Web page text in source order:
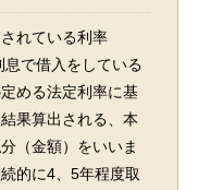
れている利率
息で借入をしている
める法定利率に基
果算出される、本
（金額）をいいま
的に4、5年程度取